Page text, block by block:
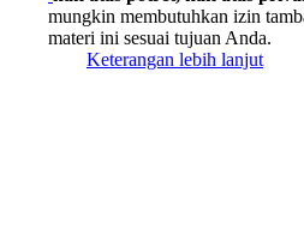
mungkin membutuhkan izin
materi ini sesuai tujuan Anda.
Keterangan lebih lanjut